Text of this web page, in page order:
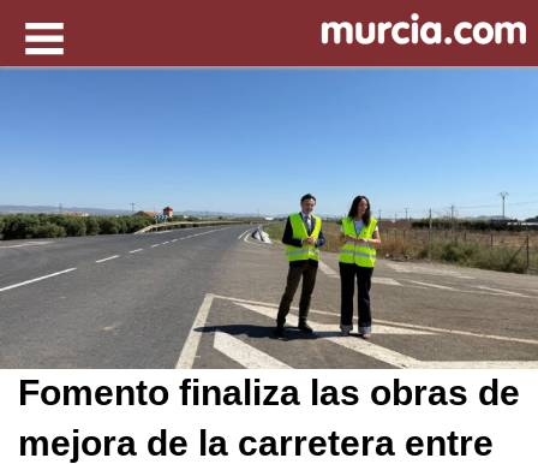
Fomento finaliza las obras de
mejora de la carretera entre